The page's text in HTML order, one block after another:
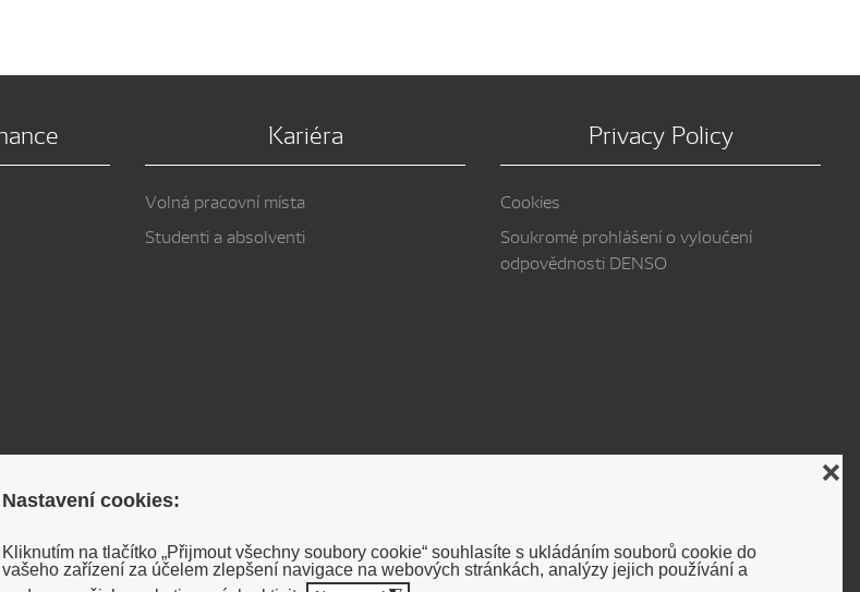
Nastavení cookies:
Kliknutím na tlačítko „Přijmout všechny soubory cookie“ souhlasíte s ukládáním souborů cookie do
vašeho zařízení za účelem zlepšení navigace na webových stránkách, analýzy jejich používání a
❌
Kariéra
Volná pracovní místa
Studenti a absolventi
Privacy Policy
Cookies
Soukromé prohlášení o vyloučení
odpovědnosti DENSO